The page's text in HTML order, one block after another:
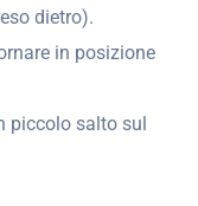
dietro).
in posizione
piccolo salto sul